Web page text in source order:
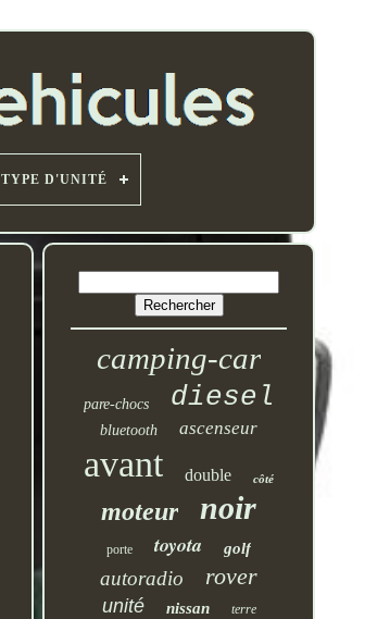
TYPE D'UNITÉ
camping-car
pare-chocs diesel
bluetooth ascenseur
avant double côté
moteur noir
porte toyota golf
autoradio rover
unité nissan terre